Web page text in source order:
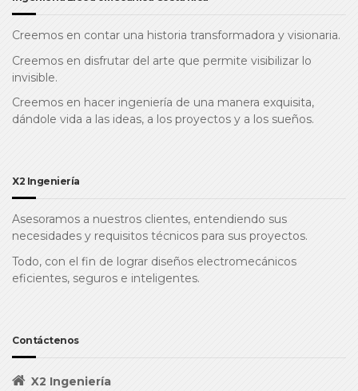
Creemos en contar una historia transformadora y visionaria.
Creemos en disfrutar del arte que permite visibilizar lo
invisible.
Creemos en hacer ingeniería de una manera exquisita,
dándole vida a las ideas, a los proyectos y a los sueños.
X2 Ingeniería
Asesoramos a nuestros clientes, entendiendo sus
necesidades y requisitos técnicos para sus proyectos.
Todo, con el fin de lograr diseños electromecánicos
eficientes, seguros e inteligentes.
Contáctenos
X2 Ingeniería